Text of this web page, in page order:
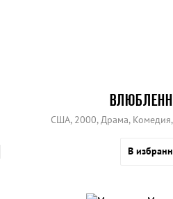
США, 2000, Драма,
В